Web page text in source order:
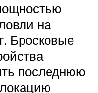
на
Бросковые
последнюю